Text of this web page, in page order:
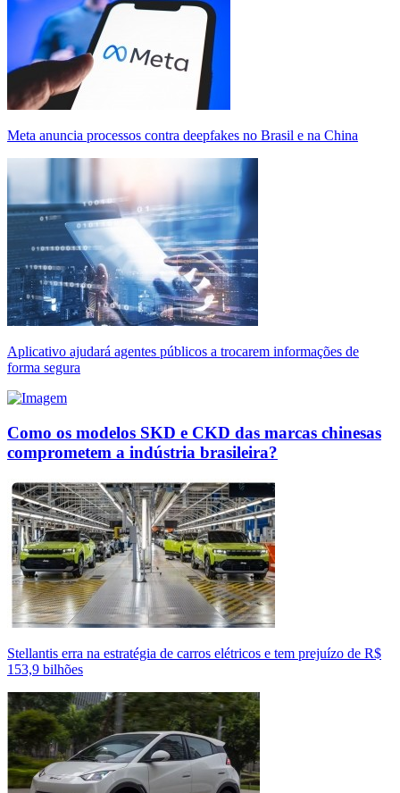
Meta anuncia processos contra deepfakes no Brasil e na China
Aplicativo ajudará agentes públicos a trocarem informações de
forma segura
Como os modelos SKD e CKD das marcas chinesas
comprometem a indústria brasileira?
Stellantis erra na estratégia de carros elétricos e tem prejuízo de R$
153,9 bilhões